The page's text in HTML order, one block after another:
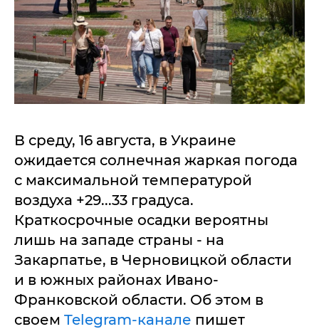
В среду, 16 августа, в Украине
ожидается солнечная жаркая погода
с максимальной температурой
воздуха +29...33 градуса.
Краткосрочные осадки вероятны
лишь на западе страны - на
Закарпатье, в Черновицкой области
и в южных районах Ивано-
Франковской области. Об этом в
своем Telegram-канале пишет